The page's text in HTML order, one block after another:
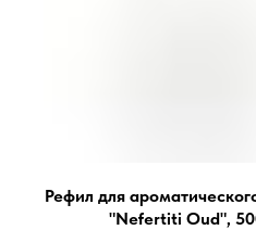
Рефил для
"Nefertiti Oud",